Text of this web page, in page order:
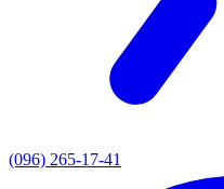
(096) 265-17-41